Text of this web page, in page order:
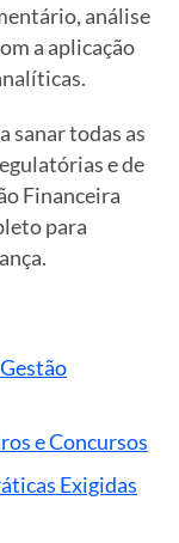
análise
a aplicação
sanar todas as
e de
Financeira
para
e Concursos
Exigidas